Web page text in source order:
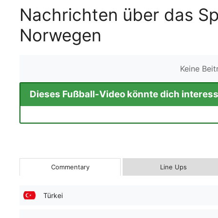
Nachrichten über das
Norwegen
Keine
Dieses Fußball-Video könnte dich
Commentary Line Ups
Türkei